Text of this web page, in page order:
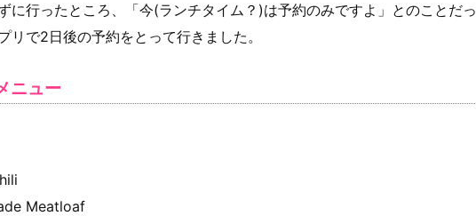
に行ったところ、「今(ランチタイム？)は予約のみですよ」とのことだっ
リで2日後の予約をとって行きました。
ニュー
Meatloaf